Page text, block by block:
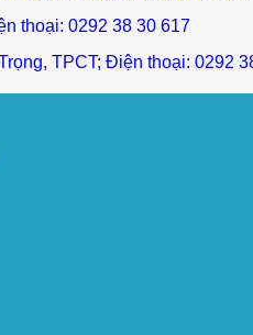
thoại: 0292 38 30 617
TPCT; Điện thoại: 0292